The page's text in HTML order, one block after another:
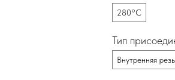
280°C
Тип
Внутренняя